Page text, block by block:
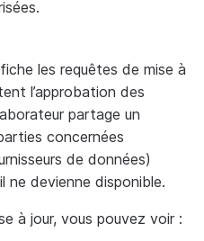
les requêtes de mise à
l’approbation des
partage un
concernées
de données)
ne devienne disponible.
à jour, vous pouvez voir :